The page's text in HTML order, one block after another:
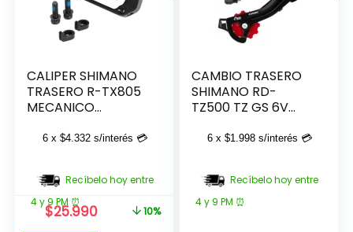
CALIPER SHIMANO
TRASERO R-TX805
MECANICO
6 x$4.332 s/interés 💳
Recíbelo hoy entre
4 y 9 PM ⏰
El
$25.990El
10%
CAMBIO TRASERO
SHIMANO RD-
TZ500 TZ GS 6V
6 x$1.998 s/interés 💳
Recíbelo hoy entre
4 y 9 PM ⏰